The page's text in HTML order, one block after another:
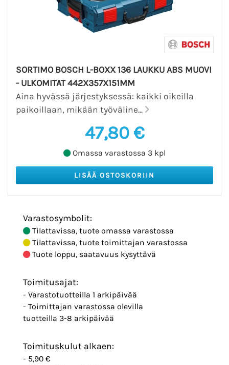
SORTIMO BOSCH L-BOXX 136 LAUKKU ABS MUOVI
- ULKOMITAT 442X357X151MM
Aina hyvässä järjestyksessä: kaikki oikeilla
paikoillaan, mikään työväline...
47,80 €
Omassa varastossa 3 kpl
Varastosymbolit:
Tilattavissa, tuote omassa varastossa
Tilattavissa, tuote toimittajan varastossa
Tuote loppu, saatavuus kysyttävä
Toimitusajat:
- Varastotuotteilla 1 arkipäivää
- Toimittajan varastossa olevilla
tuotteilla 3-8 arkipäivää
Toimituskulut alkaen:
- 5,90 €